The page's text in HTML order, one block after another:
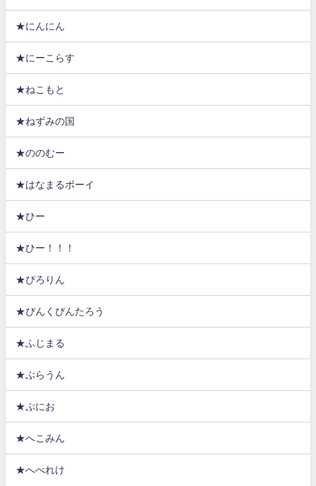
★にんにん
★にーこらす
★ねこもと
★ねずみの国
★ののむー
★はなまるボーイ
★ひー
★ひー！！！
★ぴろりん
★ぴんくぴんたろう
★ふじまる
★ぶらうん
★ぷにお
★へこみん
★へべれけ